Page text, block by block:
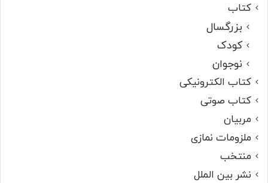
کتاب
بزرگسال
کودک
نوجوان
کتاب الکترونیکی
کتاب صوتی
مربیان
ملزومات نمازی
منتخب
نشر بین الملل